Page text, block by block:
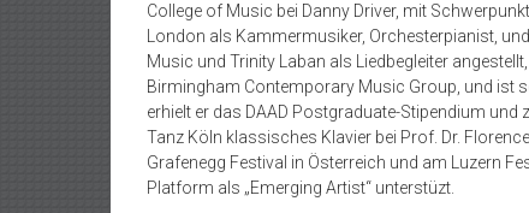
College of Music bei Danny Driver, mit
London als Kammermusiker, Orchesterpianist,
Music und Trinity Laban als Liedbegleiter
Birmingham Contemporary Music Group, und ist
erhielt er das DAAD Postgraduate-Stipendium
Tanz Köln klassisches Klavier bei Prof. Dr.
Grafenegg Festival in Österreich und am Luzern
Platform als „Emerging Artist“ unterstüzt.